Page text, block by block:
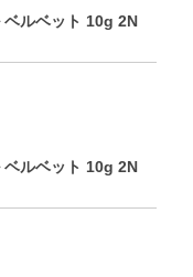
ベルベット 10g 2N
ベルベット 10g 2N